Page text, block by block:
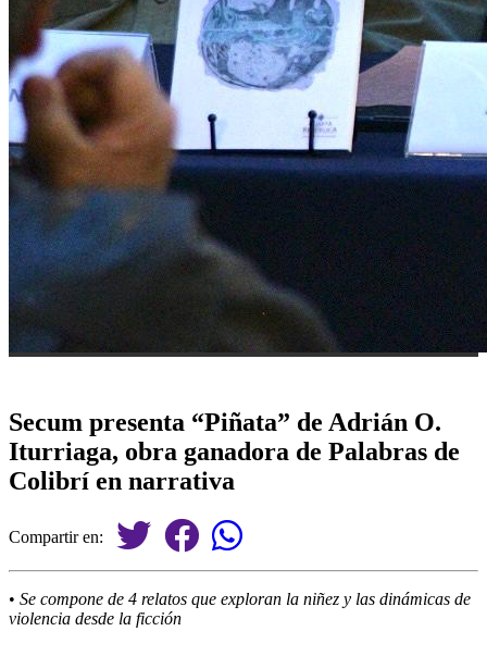
Secum presenta “Piñata” de Adrián O.
Iturriaga, obra ganadora de Palabras de
Colibrí en narrativa
Compartir en:
• Se compone de 4 relatos que exploran la niñez y las dinámicas de
violencia desde la ficción